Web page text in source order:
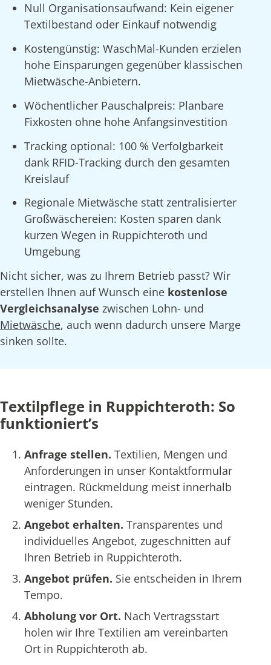
Null Organisationsaufwand: Kein eigener
Textilbestand oder Einkauf notwendig
Kostengünstig: WaschMal-Kunden erzielen
hohe Einsparungen gegenüber klassischen
Mietwäsche-Anbietern.
Wöchentlicher Pauschalpreis: Planbare
Fixkosten ohne hohe Anfangsinvestition
Tracking optional: 100 % Verfolgbarkeit
dank RFID-Tracking durch den gesamten
Kreislauf
Regionale Mietwäsche statt zentralisierter
Großwäschereien: Kosten sparen dank
kurzen Wegen in Ruppichteroth und
Umgebung
Nicht sicher, was zu Ihrem Betrieb passt? Wir
erstellen Ihnen auf Wunsch eine kostenlose
Vergleichsanalyse zwischen Lohn- und
Mietwäsche, auch wenn dadurch unsere Marge
sinken sollte.
Textilpflege in Ruppichteroth: So
funktioniert’s
Anfrage stellen. Textilien, Mengen und
Anforderungen in unser Kontaktformular
eintragen. Rückmeldung meist innerhalb
weniger Stunden.
Angebot erhalten. Transparentes und
individuelles Angebot, zugeschnitten auf
Ihren Betrieb in Ruppichteroth.
Angebot prüfen. Sie entscheiden in Ihrem
Tempo.
Abholung vor Ort. Nach Vertragsstart
holen wir Ihre Textilien am vereinbarten
Ort in Ruppichteroth ab.